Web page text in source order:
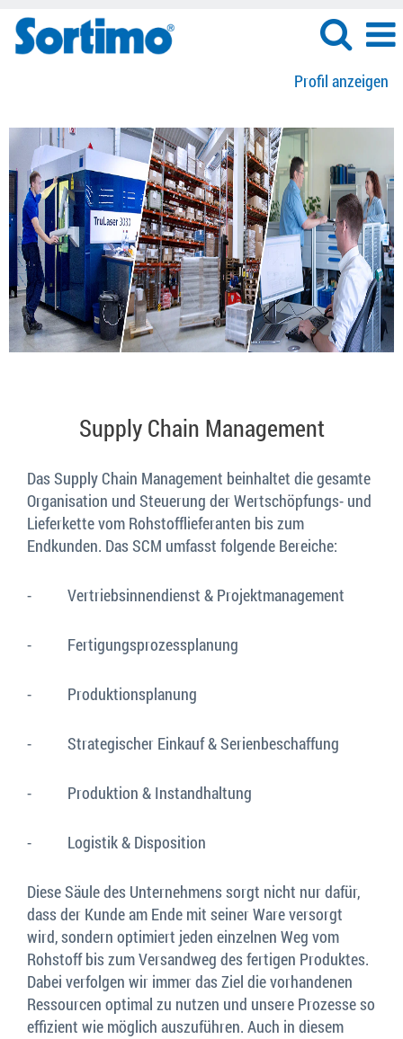
Profil anzeigen
Supply Chain Management
Das Supply Chain Management beinhaltet die gesamte
Organisation und Steuerung der Wertschöpfungs- und
Lieferkette vom Rohstofflieferanten bis zum
Endkunden. Das SCM umfasst folgende Bereiche:
- Vertriebsinnendienst & Projektmanagement
- Fertigungsprozessplanung
- Produktionsplanung
- Strategischer Einkauf & Serienbeschaffung
- Produktion & Instandhaltung
- Logistik & Disposition
Diese Säule des Unternehmens sorgt nicht nur dafür,
dass der Kunde am Ende mit seiner Ware versorgt
wird, sondern optimiert jeden einzelnen Weg vom
Rohstoff bis zum Versandweg des fertigen Produktes.
Dabei verfolgen wir immer das Ziel die vorhandenen
Ressourcen optimal zu nutzen und unsere Prozesse so
effizient wie möglich auszuführen. Auch in diesem